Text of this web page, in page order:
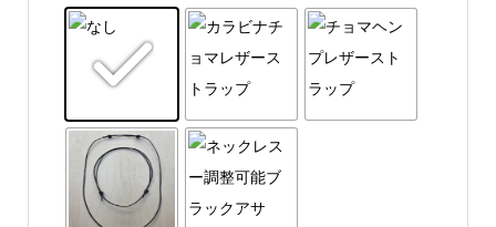
¥3,900
–
¥4,900